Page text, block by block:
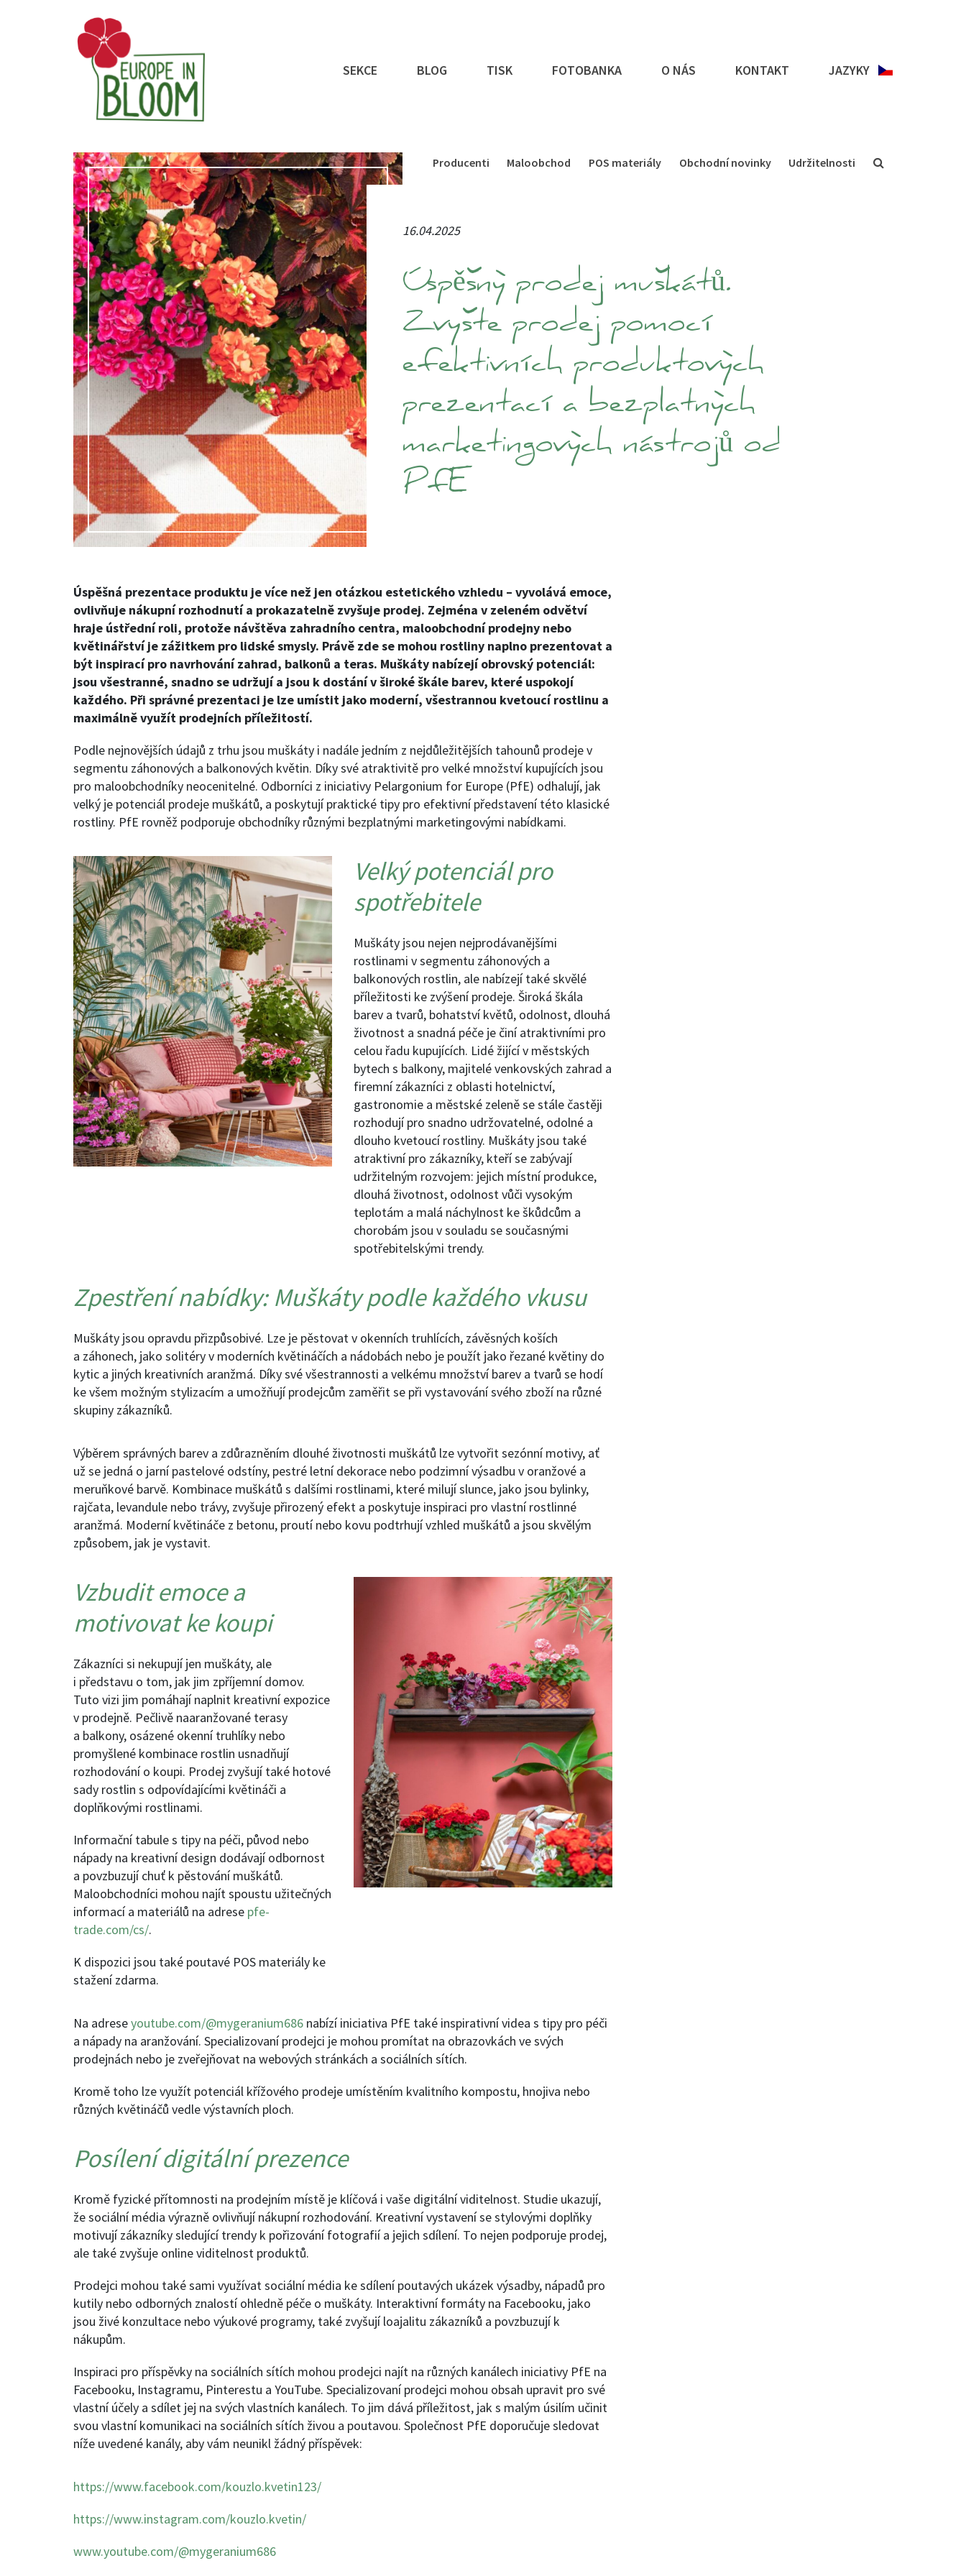
SEKCE BLOG TISK FOTOBANKA O NÁS KONTAKT JAZYKY
Producenti Maloobchod POS materiály Obchodní novinky Udržitelnosti
16.04.2025
Úspěšný prodej muškátů.
Zvyšte prodej pomocí
efektivních produktových
prezentací a bezplatných
marketingových nástrojů od
PfE
Úspěšná prezentace produktu je více než jen otázkou estetického vzhledu – vyvolává emoce,
ovlivňuje nákupní rozhodnutí a prokazatelně zvyšuje prodej. Zejména v zeleném odvětví
hraje ústřední roli, protože návštěva zahradního centra, maloobchodní prodejny nebo
květinářství je zážitkem pro lidské smysly. Právě zde se mohou rostliny naplno prezentovat a
být inspirací pro navrhování zahrad, balkonů a teras. Muškáty nabízejí obrovský potenciál:
jsou všestranné, snadno se udržují a jsou k dostání v široké škále barev, které uspokojí
každého. Při správné prezentaci je lze umístit jako moderní, všestrannou kvetoucí rostlinu a
maximálně využít prodejních příležitostí.
Podle nejnovějších údajů z trhu jsou muškáty i nadále jedním z nejdůležitějších tahounů prodeje v
segmentu záhonových a balkonových květin. Díky své atraktivitě pro velké množství kupujících jsou
pro maloobchodníky neocenitelné. Odborníci z iniciativy Pelargonium for Europe (PfE) odhalují, jak
velký je potenciál prodeje muškátů, a poskytují praktické tipy pro efektivní představení této klasické
rostliny. PfE rovněž podporuje obchodníky různými bezplatnými marketingovými nabídkami.
Velký potenciál pro
spotřebitele
Muškáty jsou nejen nejprodávanějšími
rostlinami v segmentu záhonových a
balkonových rostlin, ale nabízejí také skvělé
příležitosti ke zvýšení prodeje. Široká škála
barev a tvarů, bohatství květů, odolnost, dlouhá
životnost a snadná péče je činí atraktivními pro
celou řadu kupujících. Lidé žijící v městských
bytech s balkony, majitelé venkovských zahrad a
firemní zákazníci z oblasti hotelnictví,
gastronomie a městské zeleně se stále častěji
rozhodují pro snadno udržovatelné, odolné a
dlouho kvetoucí rostliny. Muškáty jsou také
atraktivní pro zákazníky, kteří se zabývají
udržitelným rozvojem: jejich místní produkce,
dlouhá životnost, odolnost vůči vysokým
teplotám a malá náchylnost ke škůdcům a
chorobám jsou v souladu se současnými
spotřebitelskými trendy.
Zpestření nabídky: Muškáty podle každého vkusu
Muškáty jsou opravdu přizpůsobivé. Lze je pěstovat v okenních truhlících, závěsných koších
a záhonech, jako solitéry v moderních květináčích a nádobách nebo je použít jako řezané květiny do
kytic a jiných kreativních aranžmá. Díky své všestrannosti a velkému množství barev a tvarů se hodí
ke všem možným stylizacím a umožňují prodejcům zaměřit se při vystavování svého zboží na různé
skupiny zákazníků.
Výběrem správných barev a zdůrazněním dlouhé životnosti muškátů lze vytvořit sezónní motivy, ať
už se jedná o jarní pastelové odstíny, pestré letní dekorace nebo podzimní výsadbu v oranžové a
meruňkové barvě. Kombinace muškátů s dalšími rostlinami, které milují slunce, jako jsou bylinky,
rajčata, levandule nebo trávy, zvyšuje přirozený efekt a poskytuje inspiraci pro vlastní rostlinné
aranžmá. Moderní květináče z betonu, proutí nebo kovu podtrhují vzhled muškátů a jsou skvělým
způsobem, jak je vystavit.
Vzbudit emoce a
motivovat ke koupi
Zákazníci si nekupují jen muškáty, ale
i představu o tom, jak jim zpříjemní domov.
Tuto vizi jim pomáhají naplnit kreativní expozice
v prodejně. Pečlivě naaranžované terasy
a balkony, osázené okenní truhlíky nebo
promyšlené kombinace rostlin usnadňují
rozhodování o koupi. Prodej zvyšují také hotové
sady rostlin s odpovídajícími květináči a
doplňkovými rostlinami.
Informační tabule s tipy na péči, původ nebo
nápady na kreativní design dodávají odbornost
a povzbuzují chuť k pěstování muškátů.
Maloobchodníci mohou najít spoustu užitečných
informací a materiálů na adrese pfe-
trade.com/cs/.
K dispozici jsou také poutavé POS materiály ke
stažení zdarma.
Na adreseyoutube.com/@mygeranium686 nabízí iniciativa PfE také inspirativní videa s tipy pro péči
a nápady na aranžování. Specializovaní prodejci je mohou promítat na obrazovkách ve svých
prodejnách nebo je zveřejňovat na webových stránkách a sociálních sítích.
Kromě toho lze využít potenciál křížového prodeje umístěním kvalitního kompostu, hnojiva nebo
různých květináčů vedle výstavních ploch.
Posílení digitální prezence
Kromě fyzické přítomnosti na prodejním místě je klíčová i vaše digitální viditelnost. Studie ukazují,
že sociální média výrazně ovlivňují nákupní rozhodování. Kreativní vystavení se stylovými doplňky
motivují zákazníky sledující trendy k pořizování fotografií a jejich sdílení. To nejen podporuje prodej,
ale také zvyšuje online viditelnost produktů.
Prodejci mohou také sami využívat sociální média ke sdílení poutavých ukázek výsadby, nápadů pro
kutily nebo odborných znalostí ohledně péče o muškáty. Interaktivní formáty na Facebooku, jako
jsou živé konzultace nebo výukové programy, také zvyšují loajalitu zákazníků a povzbuzují k
nákupům.
Inspiraci pro příspěvky na sociálních sítích mohou prodejci najít na různých kanálech iniciativy PfE na
Facebooku, Instagramu, Pinterestu a YouTube. Specializovaní prodejci mohou obsah upravit pro své
vlastní účely a sdílet jej na svých vlastních kanálech. To jim dává příležitost, jak s malým úsilím učinit
svou vlastní komunikaci na sociálních sítích živou a poutavou. Společnost PfE doporučuje sledovat
níže uvedené kanály, aby vám neunikl žádný příspěvek:
https://www.facebook.com/kouzlo.kvetin123/
https://www.instagram.com/kouzlo.kvetin/
www.youtube.com/@mygeranium686